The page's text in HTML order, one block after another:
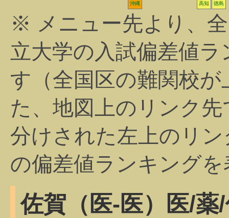
沖縄 高知 徳島
※ メニュー先より、
立大学の入試偏差値
す（全国区の難関校
た、地図上のリンク
分けされた左上のリ
の偏差値ランキング
佐賀（医-医） 医/薬